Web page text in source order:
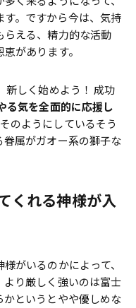
す。ですから今は、気持
らえる、精力的な活動
があります。
新しく始めよう！ 成功
る気を全面的に応援し
のようにしているそう
属がガオー系の獅子な
くれる神様が入
がいるのかによって、
り厳しく強いのは富士
というとやや優しめな